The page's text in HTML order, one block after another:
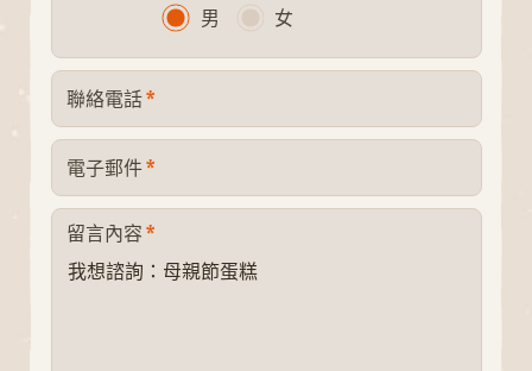
男 女
聯絡電話*
電子郵件*
留言內容 *